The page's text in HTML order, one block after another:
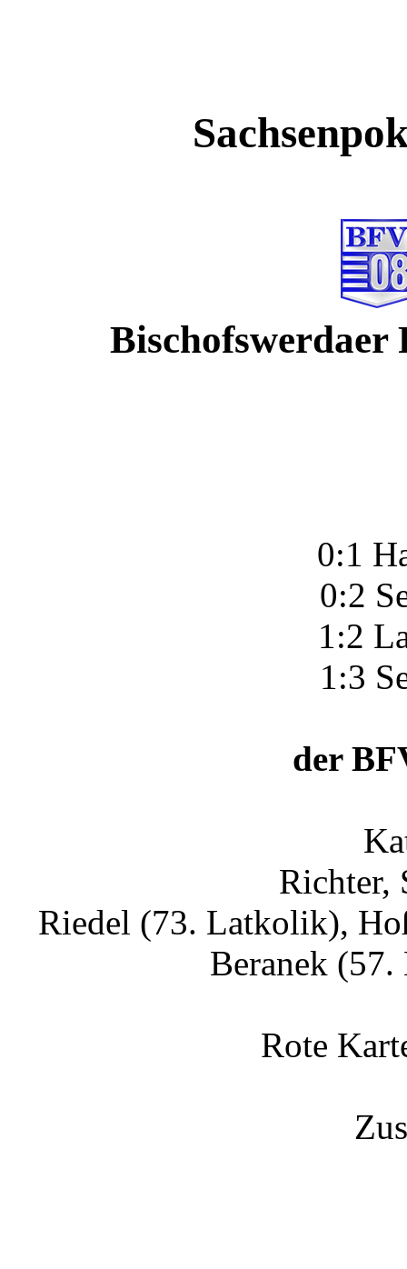
Bischofswerdaer
0:1
0:2
1:2
1:3
der
Richter,
Riedel (73. Latkolik),
Beranek
Rote